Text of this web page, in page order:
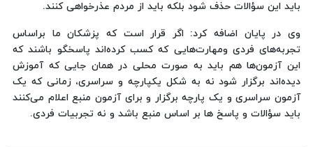
باید این سؤالات حذف شود بلکه باید از مردم عذرخواهی کنند.
وی در پایان اضافه کرد: اگر قرار است که پزشکان ما براساس
تجربه‌های فردی ومهارت‌هایی که کسب کرده‌اند پاسخگو باشند که
این آزمون‌ها هم باید به صورت محلی در همان جایی که آموزش
دیده‌اند برگزار شود نه به شکل یکپارچه و سراسری، زمانی که یک
آزمون سراسری و یک پارچه برگزار و برای آزمون منبع اعلام می‌کنند
باید سؤالات و پاسخ ها بر اساس منبع باشد و نه تجربیات فردی.